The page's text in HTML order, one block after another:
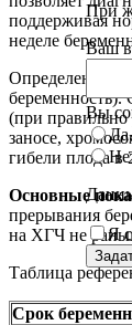
При
Ваш
Вы
Я
поддерживая
неделе
Определение
беременность).
(при правильно
заносе,
гибели плода в
Основные
прерывания
на ХГЧ не
Таблица
Срок